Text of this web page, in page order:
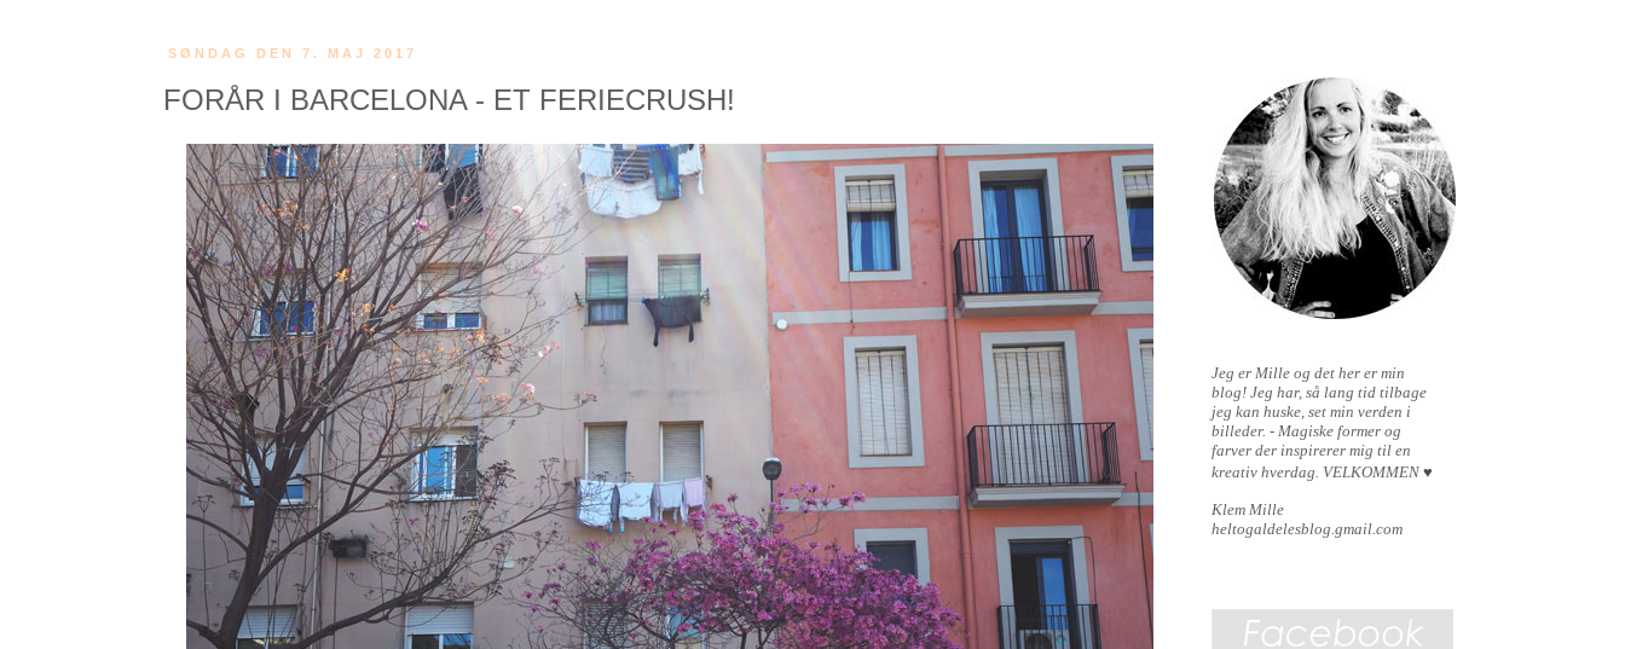
SØNDAG DEN 7. MAJ 2017
FORÅR I BARCELONA - ET FERIECRUSH!
Jeg er Mille og det her er min
blog! Jeg har, så lang tid tilbage
jeg kan huske, set min verden i
billeder. - Magiske former og
farver der inspirerer mig til en
kreativ hverdag. VELKOMMEN ♥
Klem Mille
heltogaldelesblog.gmail.com